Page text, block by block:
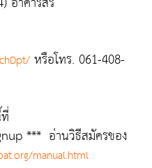
หรือโทร. 061-408-
*** อ่านวิธีสมัครของ
manual.html